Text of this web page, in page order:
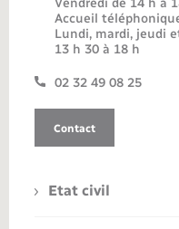
Accueil
Lundi, mardi, jeudi
13 h 30 à 18 h
02 32 49 08 25
Contact
Etat civil